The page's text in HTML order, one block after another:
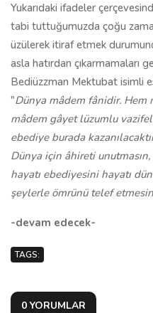
Yukarıdaki ifadeler
tabi tuttuğumuzda çoğu
üzülerek itiraf etmek
asla hatırdan çıkarmamaları
Bediüzzman Mektubat isimli
"Dünya mâdem fânidir. Hem
mâdem gâyet lüzumlu
ebediye burada
Dünya için âhireti
hayatı ebediyesini hayatı
şeylerle ömrünü telef
-devam edecek-
TAGS:
0 YORUMLAR